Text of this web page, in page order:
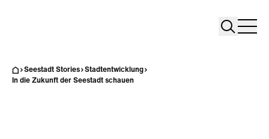
Search
Seestadt Stories
Stadtentwicklung
In die Zukunft der Seestadt schauen